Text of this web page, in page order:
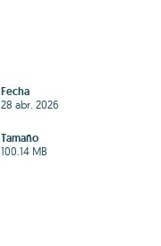
Fecha
28 abr. 2026
Tamaño
100.14 MB